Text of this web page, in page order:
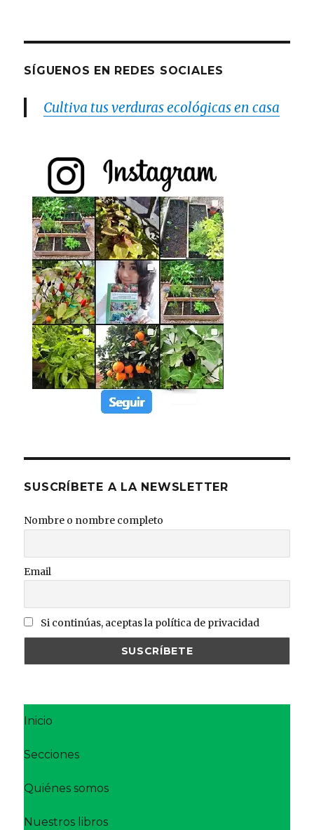
SÍGUENOS EN REDES SOCIALES
Cultiva tus verduras ecológicas en casa
SUSCRÍBETE A LA NEWSLETTER
Nombre o nombre completo
Email
Si continúas, aceptas la política de privacidad
Inicio
Secciones
Quiénes somos
Nuestros libros